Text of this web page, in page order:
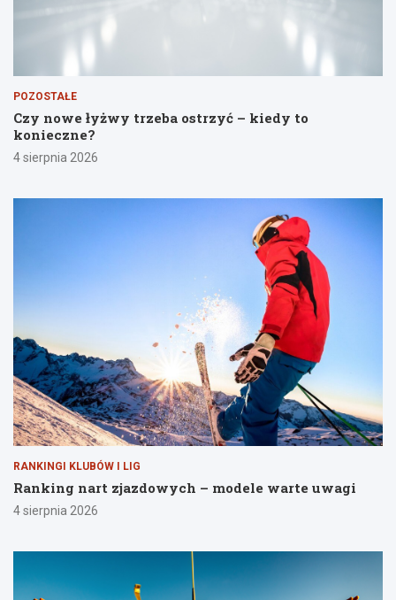
POZOSTAŁE
Czy nowe łyżwy trzeba ostrzyć – kiedy to
konieczne?
4 sierpnia 2026
RANKINGI KLUBÓW I LIG
Ranking nart zjazdowych – modele warte uwagi
4 sierpnia 2026